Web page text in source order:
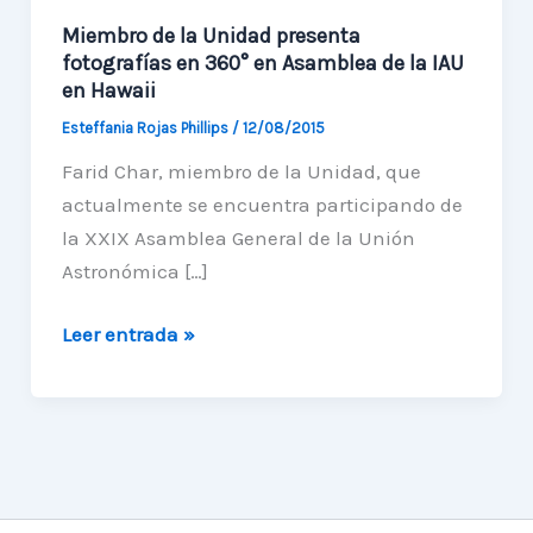
Miembro de la Unidad presenta
fotografías en 360° en Asamblea de la IAU
en Hawaii
Esteffania Rojas Phillips / 12/08/2015
Farid Char, miembro de la Unidad, que
actualmente se encuentra participando de
la XXIX Asamblea General de la Unión
Astronómica […]
Miembro
Leer entrada »